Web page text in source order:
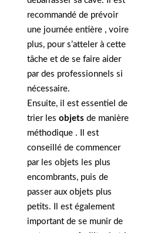
recommandé de prévoir
une journée entière , voire
plus, pour s’atteler à cette
tâche et de se faire aider
par des professionnels si
nécessaire.
Ensuite, il est essentiel de
trier les objets de manière
méthodique . Il est
conseillé de commencer
par les objets les plus
encombrants, puis de
passer aux objets plus
petits. Il est également
important de se munir de